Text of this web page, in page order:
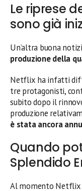
Le riprese
sono già
Un’altra buona
produzione della
Netflix ha infatti
tre protagonisti,
subito dopo il
produzione
è stata ancora
Quando
Splendido
Al momento Netflix